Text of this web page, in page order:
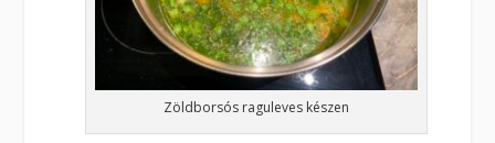
Zöldborsós raguleves készen